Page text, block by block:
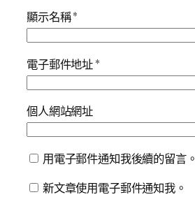
顯示名稱*
電子郵件地址*
個人網站網址
用電子郵件通知我後續的留言。
新文章使用電子郵件通知我。